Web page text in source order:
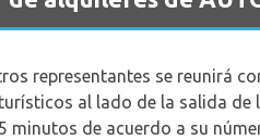
representantes se reunirá
al lado de la salida
minutos de acuerdo a su